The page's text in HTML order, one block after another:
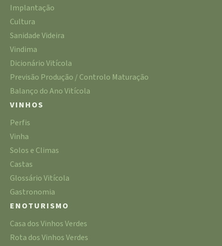
Implantação
Cultura
Sanidade Videira
Vindima
Dicionário Vitícola
Previsão Produção / Controlo Maturação
Balanço do Ano Vitícola
VINHOS
Perfis
Vinha
Solos e Climas
Castas
Glossário Vitícola
Gastronomia
ENOTURISMO
Casa dos Vinhos Verdes
Rota dos Vinhos Verdes